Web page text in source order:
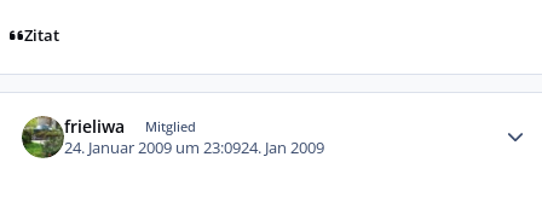
Zitat
frieliwa Mitglied
24. Januar 2009 um 23:0924. Jan 2009